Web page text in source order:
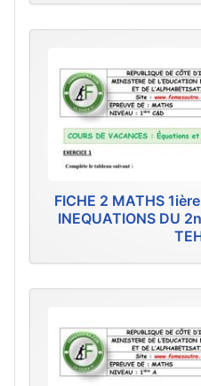
FICHE 2 MATHS
INEQUATIONS DU